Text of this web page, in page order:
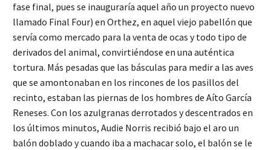
fase final, pues se inauguraría aquel año un proyecto nuevo
llamado Final Four) en Orthez, en aquel viejo pabellón que
servía como mercado para la venta de ocas y todo tipo de
derivados del animal, convirtiéndose en una auténtica
tortura. Más pesadas que las básculas para medir a las aves
que se amontonaban en los rincones de los pasillos del
recinto, estaban las piernas de los hombres de Aíto García
Reneses. Con los azulgranas derrotados y descentrados en
los últimos minutos, Audie Norris recibió bajo el aro un
balón doblado y cuando iba a machacar solo, el balón se le